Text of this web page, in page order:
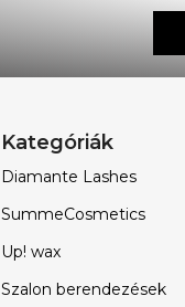
Kategóriák
Diamante Lashes
SummeCosmetics
Up! wax
Szalon berendezések